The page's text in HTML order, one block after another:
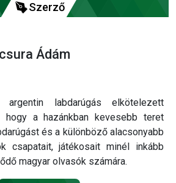
Szerző
Ádám
labdarúgás elkötelezett
hogy a hazánkban kevesebb teret
és a különböző alacsonyabb
csapatait, játékosait minél inkább
magyar olvasók számára.